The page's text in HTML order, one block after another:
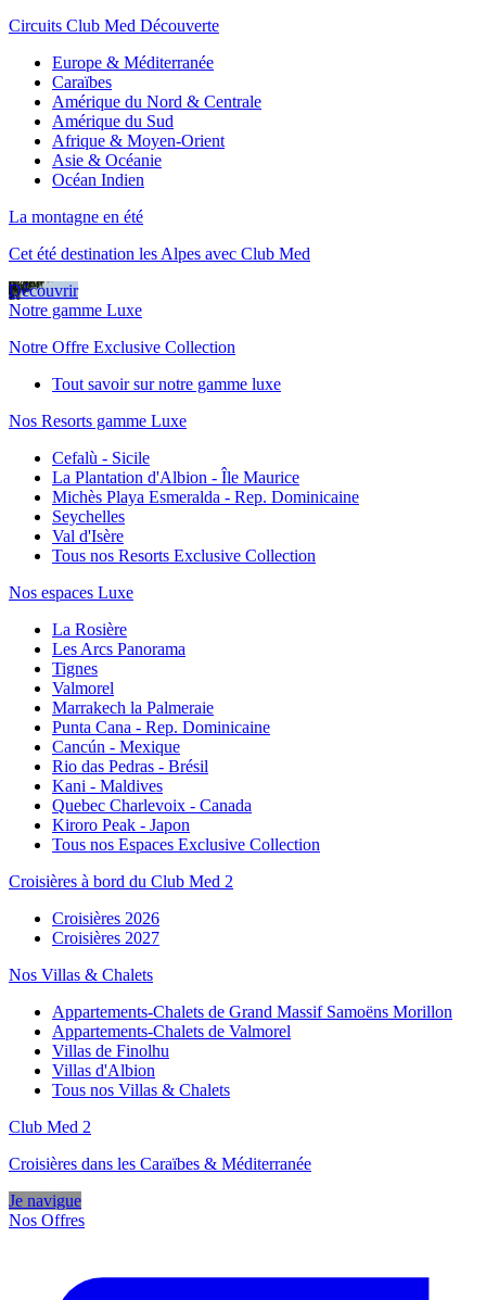
Circuits Club Med Découverte
Europe & Méditerranée
Caraïbes
Amérique du Nord & Centrale
Amérique du Sud
Afrique & Moyen-Orient
Asie & Océanie
Océan Indien
La montagne en été
Cet été destination les Alpes avec Club Med
Découvrir
Notre gamme Luxe
Notre Offre Exclusive Collection
Tout savoir sur notre gamme luxe
Nos Resorts gamme Luxe
Cefalù - Sicile
La Plantation d'Albion - Île Maurice
Michès Playa Esmeralda - Rep. Dominicaine
Seychelles
Val d'Isère
Tous nos Resorts Exclusive Collection
Nos espaces Luxe
La Rosière
Les Arcs Panorama
Tignes
Valmorel
Marrakech la Palmeraie
Punta Cana - Rep. Dominicaine
Cancún - Mexique
Rio das Pedras - Brésil
Kani - Maldives
Quebec Charlevoix - Canada
Kiroro Peak - Japon
Tous nos Espaces Exclusive Collection
Croisières à bord du Club Med 2
Croisières 2026
Croisières 2027
Nos Villas & Chalets
Appartements-Chalets de Grand Massif Samoëns Morillon
Appartements-Chalets de Valmorel
Villas de Finolhu
Villas d'Albion
Tous nos Villas & Chalets
Club Med 2
Croisières dans les Caraïbes & Méditerranée
Je navigue
Nos Offres